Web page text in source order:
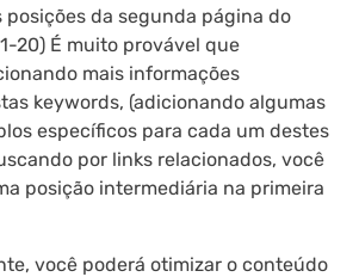
da segunda página do
20) É muito provável que
mais informações
keywords, (adicionando algumas
específicos para cada um destes
por links relacionados, você
posição intermediária na primeira
você poderá otimizar o conteúdo